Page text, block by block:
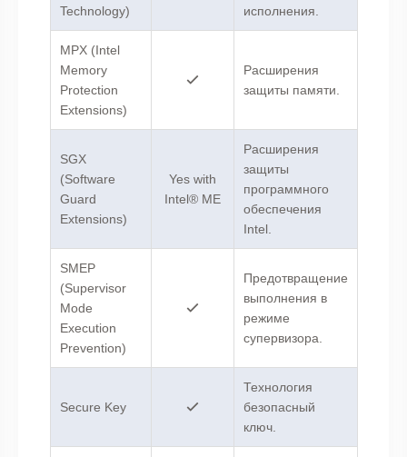
Technology)
исполнения.
MPX (Intel
Memory
Protection
Extensions)
Расширения
защиты памяти.
SGX
(Software
Guard
Extensions)
Yes with
Intel® ME
Расширения
защиты
программного
обеспечения
Intel.
SMEP
(Supervisor
Mode
Execution
Prevention)
Предотвращение
выполнения в
режиме
супервизора.
Secure Key
Технология
безопасный
ключ.